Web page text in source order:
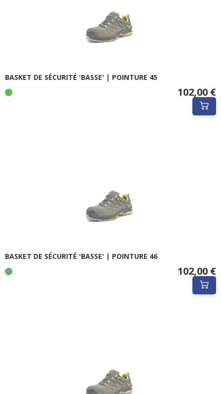
BASKET DE SÉCURITÉ 'BASSE' | POINTURE 45
102,00 €
BASKET DE SÉCURITÉ 'BASSE' | POINTURE 46
102,00 €